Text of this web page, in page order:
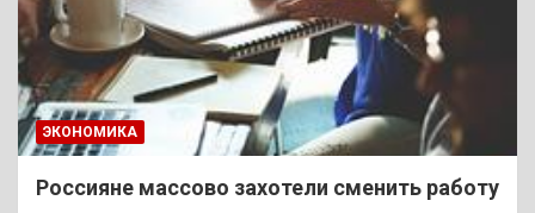
ЭКОНОМИКА
Россияне массово захотели сменить работу